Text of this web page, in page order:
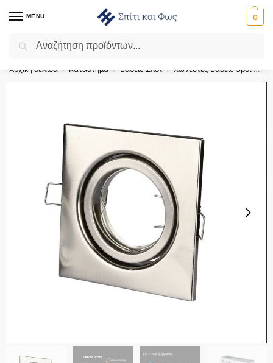
MENU 0
Flash Sale ⚡ 10% Έκπτωση με τον κωδικό ‘SPRING’!
Αρχική σελίδα / Κατάστημα / Βάσεις Σποτ / Χωνευτές Βάσεις Spot GU10 - MR16